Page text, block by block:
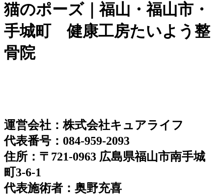
猫のポーズ｜福山・福山市・
手城町 健康工房たいよう整
骨院
運営会社：株式会社キュアライフ
代表番号：084-959-2093
住所：〒721-0963 広島県福山市南手城
町3-6-1
代表施術者：奥野充喜